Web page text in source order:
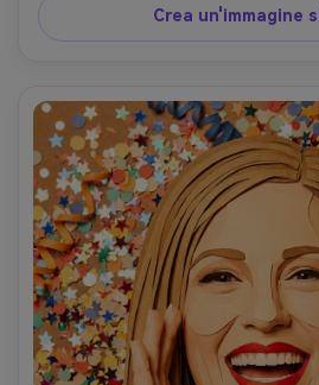
morbida, composizione a metà
carta, obiettivo da 85 mm,
Crea un'immagine